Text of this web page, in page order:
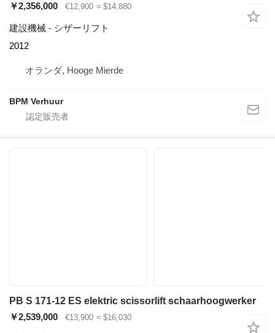
￥2,356,000
€12,900 ≈ $14,880
建設機械 - シザーリフト
2012
オランダ, Hooge Mierde
BPM Verhuur
PB S 171-12 ES elektric scissorlift schaarhoogwerker
￥2,539,000
€13,900 ≈ $16,030